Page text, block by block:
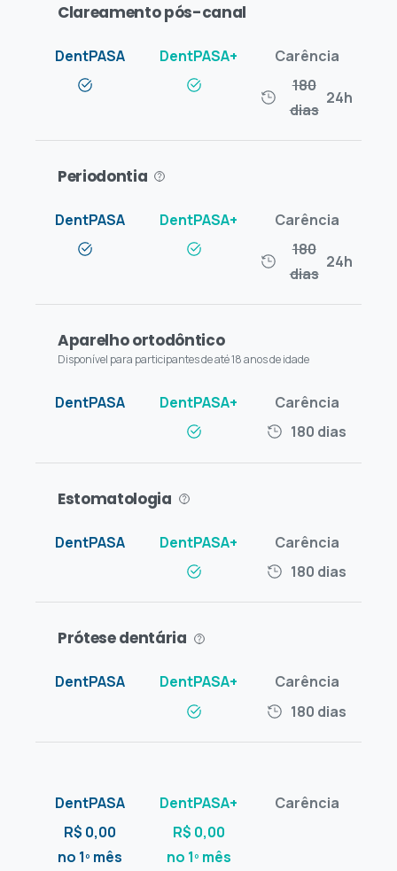
Clareamento pós-canal
180
dias
24h
Periodontia
180
dias
24h
Aparelho ortodôntico
Disponível para participantes de até 18 anos de idade
180 dias
Estomatologia
180 dias
Prótese dentária
180 dias
R$ 0,00
no 1º mês
R$ 0,00
no 1º mês